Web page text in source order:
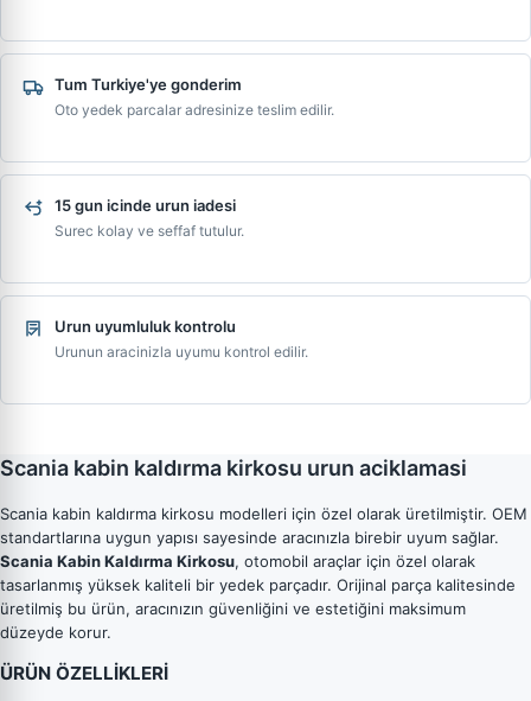
Tum Turkiye'ye gonderim
Oto yedek parcalar adresinize teslim edilir.
15 gun icinde urun iadesi
Surec kolay ve seffaf tutulur.
Urun uyumluluk kontrolu
Urunun aracinizla uyumu kontrol edilir.
Scania kabin kaldırma kirkosu urun aciklamasi
Scania kabin kaldırma kirkosu modelleri için özel olarak üretilmiştir. OEM
standartlarına uygun yapısı sayesinde aracınızla birebir uyum sağlar.
Scania Kabin Kaldırma Kirkosu, otomobil araçlar için özel olarak
tasarlanmış yüksek kaliteli bir yedek parçadır. Orijinal parça kalitesinde
üretilmiş bu ürün, aracınızın güvenliğini ve estetiğini maksimum
düzeyde korur.
ÜRÜN ÖZELLİKLERİ